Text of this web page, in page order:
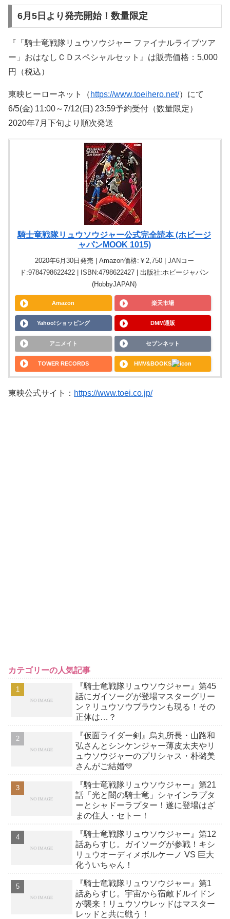
6月5日より発売開始！数量限定
『「騎士竜戦隊リュウソウジャー ファイナルライブツア
ー」おはなしＣＤスペシャルセット』は販売価格：5,000
円（税込）
東映ヒーローネット（ https://www.toeihero.net/）にて
6/5(金) 11:00～7/12(日) 23:59予約受付（数量限定）
2020年7月下旬より順次発送
騎士竜戦隊リュウソウジャー公式完全読本 (ホビージ
ャパンMOOK 1015)
2020年6月30日発売 | Amazon価格:￥2,750 | JANコー
ド:9784798622422 | ISBN:4798622427 | 出版社:ホビージャパン
(HobbyJAPAN)
Amazon 楽天市場
Yahoo!ショッピング DMM通販
アニメイト セブンネット
TOWER RECORDS HMV&BOOKS
東映公式サイト： https://www.toei.co.jp/
カテゴリーの人気記事
『騎士竜戦隊リュウソウジャー』第45
話にガイソーグが登場マスターグリー
ン？リュウソウブラウンも現る！その
正体は…？
『仮面ライダー剣』烏丸所長・山路和
弘さんとシンケンジャー薄皮太夫やリ
ュウソウジャーのプリシャス・朴璐美
さんがご結婚💛
『騎士竜戦隊リュウソウジャー』第21
話「光と闇の騎士竜」シャインラプタ
ーとシャドーラプター！遂に登場はざ
まの住人・セトー！
『騎士竜戦隊リュウソウジャー』第12
話あらすじ。ガイソーグが参戦！キシ
リュウオーディメボルケーノ VS 巨大
化ういちゃん！
『騎士竜戦隊リュウソウジャー』第1
話あらすじ。宇宙から宿敵ドルイドン
が襲来！リュウソウレッドはマスター
レッドと共に戦う！